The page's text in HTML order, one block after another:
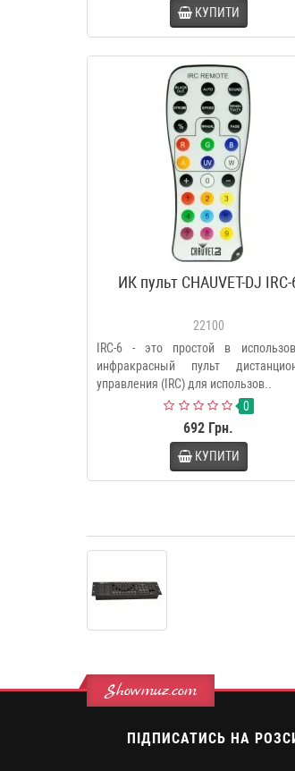
КУПИТИ
ИК пульт CHAUVET-DJ IRC-
22100
IRC-6 - это простой в
инфракрасный пульт
управления (IRC) для использов..
0
692 Грн.
КУПИТИ
Showmuz.com
ПІДПИСАТИСЬ НА